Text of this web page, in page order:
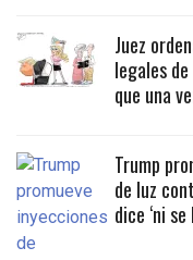
Juez
legales
que una
Trump
de luz
dice ‘ni